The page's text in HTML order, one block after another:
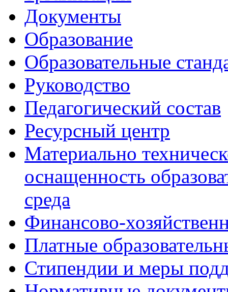
Документы
Образование
Образовательные
Руководство
Педагогический состав
Ресурсный центр
Материально
оснащенность
среда
Финансово-
Платные
Стипендии и меры